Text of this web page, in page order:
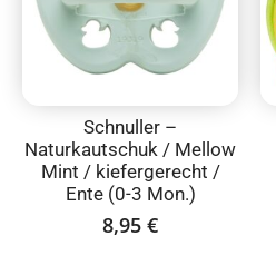
Schnuller –
Naturkautschuk / Mellow
Mint / kiefergerecht /
Ente (0-3 Mon.)
8,95 €